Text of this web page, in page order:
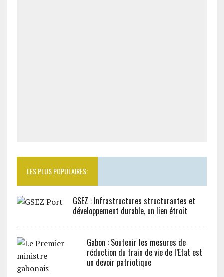
LES PLUS POPULAIRES:
GSEZ : Infrastructures structurantes et
développement durable, un lien étroit
Gabon : Soutenir les mesures de
réduction du train de vie de l’Etat est
un devoir patriotique